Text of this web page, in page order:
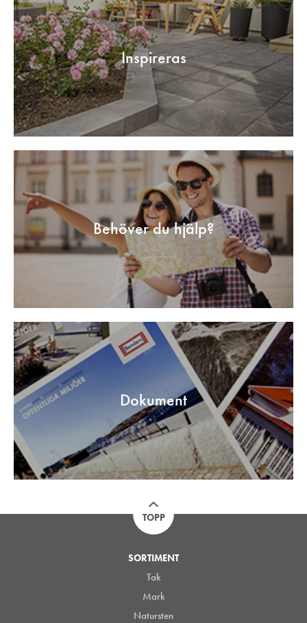
Inspireras
Behöver du hjälp?
Dokument
TOPP
SORTIMENT
Tak
Mark
Natursten